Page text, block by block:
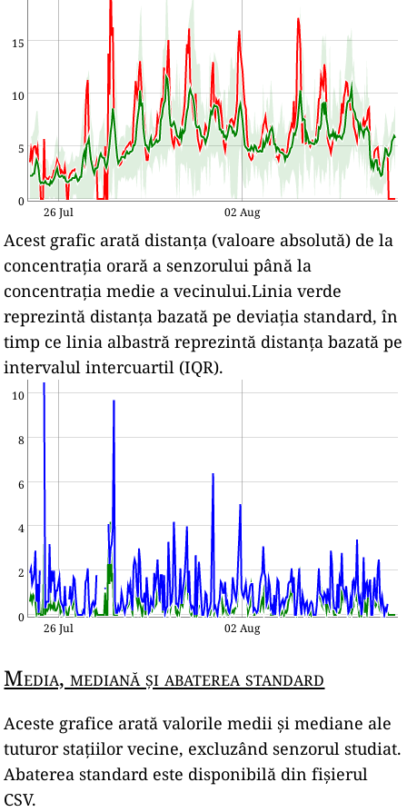
0
5
10
15
26 Jul 02 Aug
Acest grafic arată distanța (valoare absolută) de la
concentrația orară a senzorului până la
concentrația medie a vecinului.Linia verde
reprezintă distanța bazată pe deviația standard, în
timp ce linia albastră reprezintă distanța bazată pe
intervalul intercuartil (IQR).
0
2
4
6
8
10
26 Jul 02 Aug
Media, mediană și abaterea standard
Aceste grafice arată valorile medii și mediane ale
tuturor stațiilor vecine, excluzând senzorul studiat.
Abaterea standard este disponibilă din fișierul
CSV.